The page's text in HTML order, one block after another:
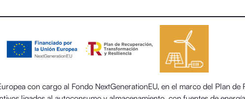
con cargo al Fondo NextGenerationEU, en el marco del Plan